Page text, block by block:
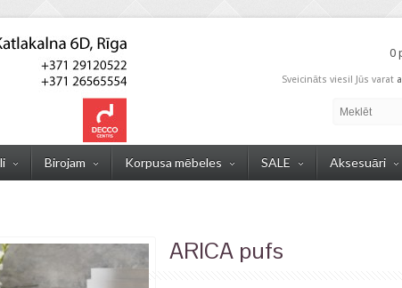
Sveicināts viesi! Jūs varat
0
Birojam Korpusa mēbeles SALE Aksesuāri
ARICA pufs